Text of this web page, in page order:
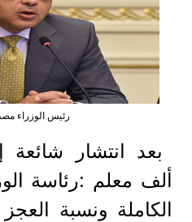
رئيس الوزراء
ألف معلم :رئاسة
الكاملة ونسبة